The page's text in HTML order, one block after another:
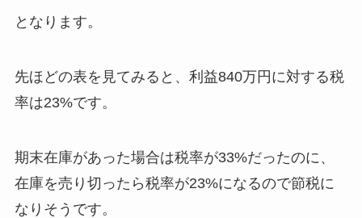
となります。
先ほどの表を見てみると、利益840万円に対する税
率は23%です。
期末在庫があった場合は税率が33%だったのに、
在庫を売り切ったら税率が23%になるので節税に
なりそうです。